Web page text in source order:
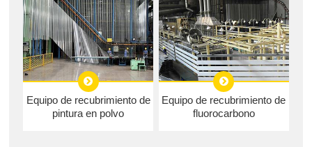
Equipo de recubrimiento de
pintura en polvo
Equipo de recubrimiento de
fluorocarbono